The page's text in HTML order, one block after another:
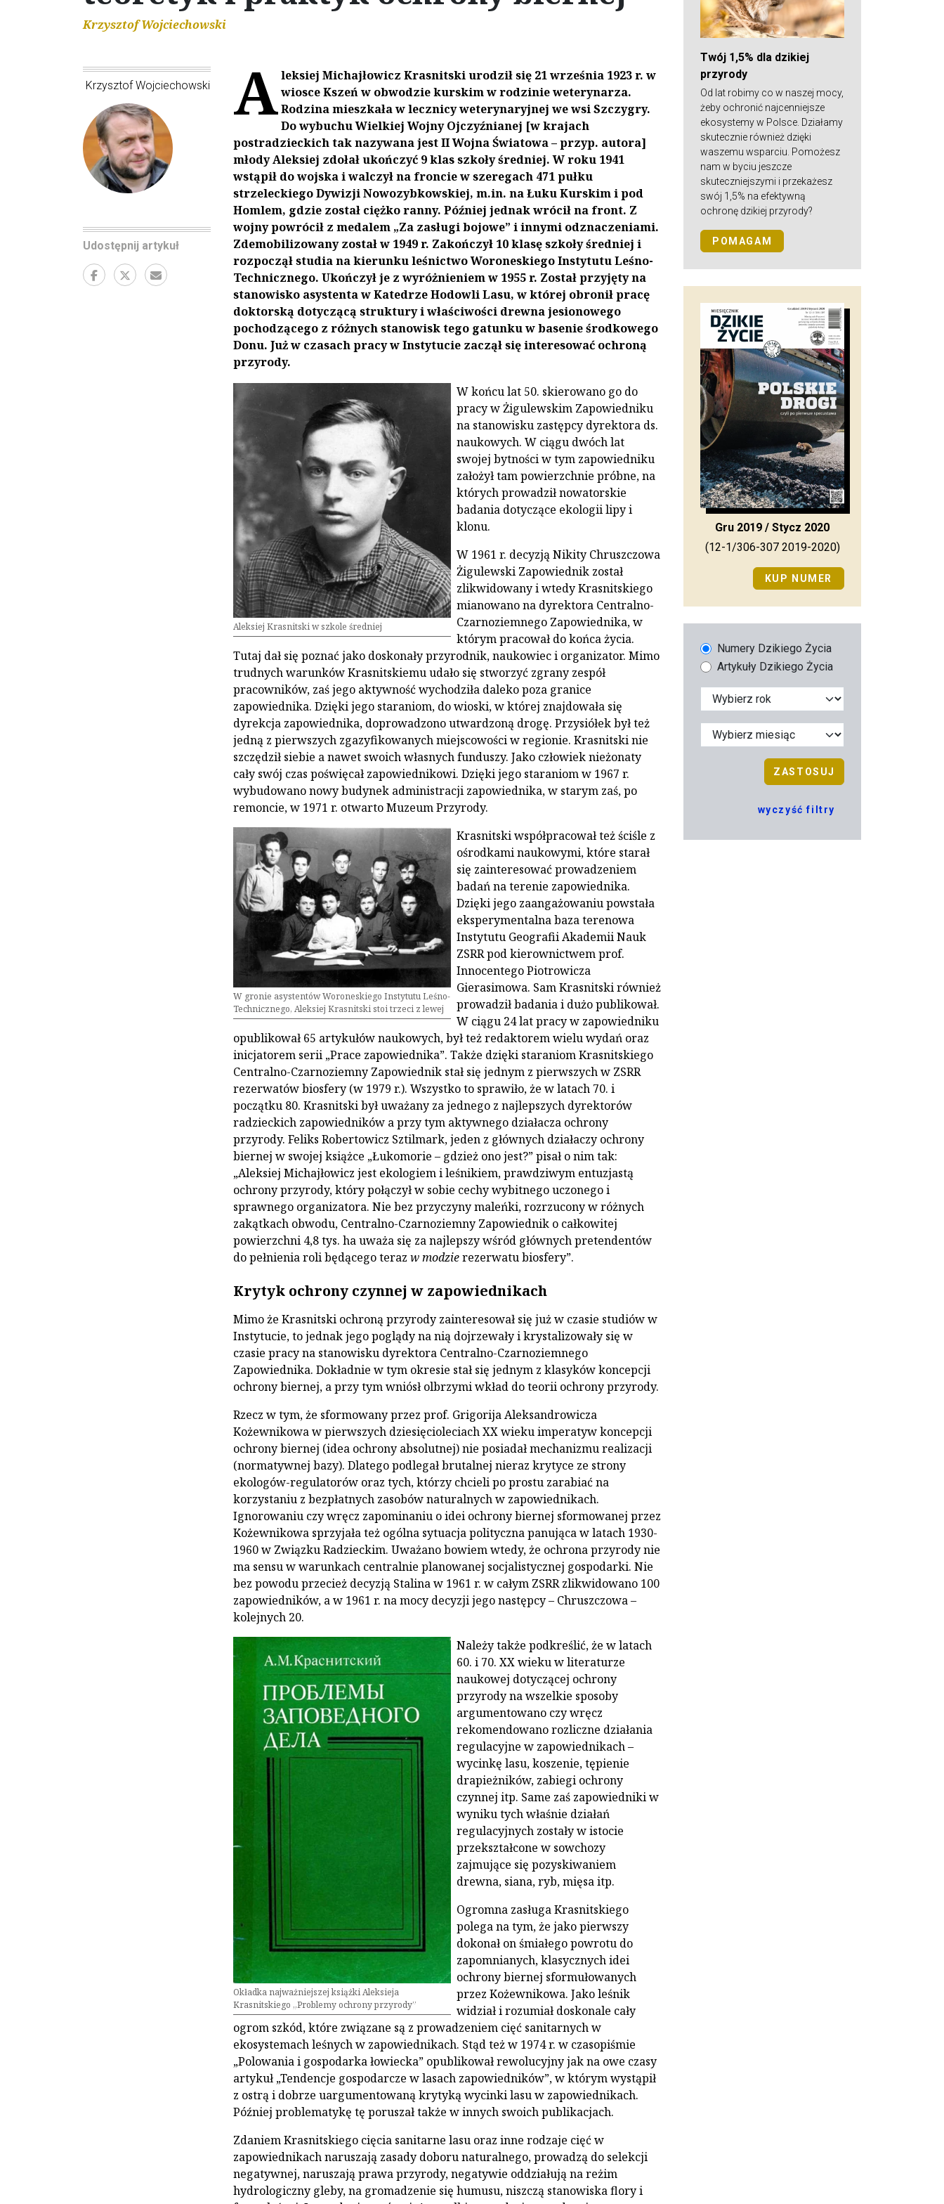
Krzysztof Wojciechowski
Krzysztof Wojciechowski
Udostępnij artykuł
Aleksiej Michajłowicz Krasnitski urodził się 21 września 1923 r. w
wiosce Kszeń w obwodzie kurskim w rodzinie weterynarza.
Rodzina mieszkała w lecznicy weterynaryjnej we wsi Szczygry.
Do wybuchu Wielkiej Wojny Ojczyźnianej [w krajach
postradzieckich tak nazywana jest II Wojna Światowa – przyp. autora]
młody Aleksiej zdołał ukończyć 9 klas szkoły średniej. W roku 1941
wstąpił do wojska i walczył na froncie w szeregach 471 pułku
strzeleckiego Dywizji Nowozybkowskiej, m.in. na Łuku Kurskim i pod
Homlem, gdzie został ciężko ranny. Później jednak wrócił na front. Z
wojny powrócił z medalem „Za zasługi bojowe” i innymi odznaczeniami.
Zdemobilizowany został w 1949 r. Zakończył 10 klasę szkoły średniej i
rozpoczął studia na kierunku leśnictwo Woroneskiego Instytutu Leśno-
Technicznego. Ukończył je z wyróżnieniem w 1955 r. Został przyjęty na
stanowisko asystenta w Katedrze Hodowli Lasu, w której obronił pracę
doktorską dotyczącą struktury i właściwości drewna jesionowego
pochodzącego z różnych stanowisk tego gatunku w basenie środkowego
Donu. Już w czasach pracy w Instytucie zaczął się interesować ochroną
przyrody.
Aleksiej Krasnitski w szkole średniej
W końcu lat 50. skierowano go do
pracy w Żigulewskim Zapowiedniku
na stanowisku zastępcy dyrektora ds.
naukowych. W ciągu dwóch lat
swojej bytności w tym zapowiedniku
założył tam powierzchnie próbne, na
których prowadził nowatorskie
badania dotyczące ekologii lipy i
klonu.
W 1961 r. decyzją Nikity Chruszczowa
Żigulewski Zapowiednik został
zlikwidowany i wtedy Krasnitskiego
mianowano na dyrektora Centralno-
Czarnoziemnego Zapowiednika, w
którym pracował do końca życia.
Tutaj dał się poznać jako doskonały przyrodnik, naukowiec i organizator. Mimo
trudnych warunków Krasnitskiemu udało się stworzyć zgrany zespół
pracowników, zaś jego aktywność wychodziła daleko poza granice
zapowiednika. Dzięki jego staraniom, do wioski, w której znajdowała się
dyrekcja zapowiednika, doprowadzono utwardzoną drogę. Przysiółek był też
jedną z pierwszych zgazyfikowanych miejscowości w regionie. Krasnitski nie
szczędził siebie a nawet swoich własnych funduszy. Jako człowiek nieżonaty
cały swój czas poświęcał zapowiednikowi. Dzięki jego staraniom w 1967 r.
wybudowano nowy budynek administracji zapowiednika, w starym zaś, po
remoncie, w 1971 r. otwarto Muzeum Przyrody.
W gronie asystentów Woroneskiego Instytutu Leśno-
Technicznego, Aleksiej Krasnitski stoi trzeci z lewej
Krasnitski współpracował też ściśle z
ośrodkami naukowymi, które starał
się zainteresować prowadzeniem
badań na terenie zapowiednika.
Dzięki jego zaangażowaniu powstała
eksperymentalna baza terenowa
Instytutu Geografii Akademii Nauk
ZSRR pod kierownictwem prof.
Innocentego Piotrowicza
Gierasimowa. Sam Krasnitski również
prowadził badania i dużo publikował.
W ciągu 24 lat pracy w zapowiedniku
opublikował 65 artykułów naukowych, był też redaktorem wielu wydań oraz
inicjatorem serii „Prace zapowiednika”. Także dzięki staraniom Krasnitskiego
Centralno-Czarnoziemny Zapowiednik stał się jednym z pierwszych w ZSRR
rezerwatów biosfery (w 1979 r.). Wszystko to sprawiło, że w latach 70. i
początku 80. Krasnitski był uważany za jednego z najlepszych dyrektorów
radzieckich zapowiedników a przy tym aktywnego działacza ochrony
przyrody. Feliks Robertowicz Sztilmark, jeden z głównych działaczy ochrony
biernej w swojej książce „Łukomorie – gdzież ono jest?” pisał o nim tak:
„Aleksiej Michajłowicz jest ekologiem i leśnikiem, prawdziwym entuzjastą
ochrony przyrody, który połączył w sobie cechy wybitnego uczonego i
sprawnego organizatora. Nie bez przyczyny maleńki, rozrzucony w różnych
zakątkach obwodu, Centralno-Czarnoziemny Zapowiednik o całkowitej
powierzchni 4,8 tys. ha uważa się za najlepszy wśród głównych pretendentów
do pełnienia roli będącego teraz w modzierezerwatu biosfery”.
Krytyk ochrony czynnej w zapowiednikach
Mimo że Krasnitski ochroną przyrody zainteresował się już w czasie studiów w
Instytucie, to jednak jego poglądy na nią dojrzewały i krystalizowały się w
czasie pracy na stanowisku dyrektora Centralno-Czarnoziemnego
Zapowiednika. Dokładnie w tym okresie stał się jednym z klasyków koncepcji
ochrony biernej, a przy tym wniósł olbrzymi wkład do teorii ochrony przyrody.
Rzecz w tym, że sformowany przez prof. Grigorija Aleksandrowicza
Kożewnikowa w pierwszych dziesięcioleciach XX wieku imperatyw koncepcji
ochrony biernej (idea ochrony absolutnej) nie posiadał mechanizmu realizacji
(normatywnej bazy). Dlatego podlegał brutalnej nieraz krytyce ze strony
ekologów-regulatorów oraz tych, którzy chcieli po prostu zarabiać na
korzystaniu z bezpłatnych zasobów naturalnych w zapowiednikach.
Ignorowaniu czy wręcz zapominaniu o idei ochrony biernej sformowanej przez
Kożewnikowa sprzyjała też ogólna sytuacja polityczna panująca w latach 1930-
1960 w Związku Radzieckim. Uważano bowiem wtedy, że ochrona przyrody nie
ma sensu w warunkach centralnie planowanej socjalistycznej gospodarki. Nie
bez powodu przecież decyzją Stalina w 1961 r. w całym ZSRR zlikwidowano 100
zapowiedników, a w 1961 r. na mocy decyzji jego następcy – Chruszczowa –
kolejnych 20.
Okładka najważniejszej książki Aleksieja
Krasnitskiego „Problemy ochrony przyrody”
Należy także podkreślić, że w latach
60. i 70. XX wieku w literaturze
naukowej dotyczącej ochrony
przyrody na wszelkie sposoby
argumentowano czy wręcz
rekomendowano rozliczne działania
regulacyjne w zapowiednikach –
wycinkę lasu, koszenie, tępienie
drapieżników, zabiegi ochrony
czynnej itp. Same zaś zapowiedniki w
wyniku tych właśnie działań
regulacyjnych zostały w istocie
przekształcone w sowchozy
zajmujące się pozyskiwaniem
drewna, siana, ryb, mięsa itp.
Ogromna zasługa Krasnitskiego
polega na tym, że jako pierwszy
dokonał on śmiałego powrotu do
zapomnianych, klasycznych idei
ochrony biernej sformułowanych
przez Kożewnikowa. Jako leśnik
widział i rozumiał doskonale cały
ogrom szkód, które związane są z prowadzeniem cięć sanitarnych w
ekosystemach leśnych w zapowiednikach. Stąd też w 1974 r. w czasopiśmie
„Polowania i gospodarka łowiecka” opublikował rewolucyjny jak na owe czasy
artykuł „Tendencje gospodarcze w lasach zapowiedników”, w którym wystąpił
z ostrą i dobrze uargumentowaną krytyką wycinki lasu w zapowiednikach.
Później problematykę tę poruszał także w innych swoich publikacjach.
Zdaniem Krasnitskiego cięcia sanitarne lasu oraz inne rodzaje cięć w
zapowiednikach naruszają zasady doboru naturalnego, prowadzą do selekcji
negatywnej, naruszają prawa przyrody, negatywie oddziałują na reżim
hydrologiczny gleby, na gromadzenie się humusu, niszczą stanowiska flory i
Twój 1,5% dla dzikiej
przyrody
Od lat robimy co w naszej mocy,
żeby ochronić najcenniejsze
ekosystemy w Polsce. Działamy
skutecznie również dzięki
waszemu wsparciu. Pomożesz
nam w byciu jeszcze
skuteczniejszymi i przekażesz
swój 1,5% na efektywną
ochronę dzikiej przyrody?
POMAGAM
Gru 2019 / Stycz 2020
(12-1/306-307 2019-2020)
KUP NUMER
Numery Dzikiego Życia
Artykuły Dzikiego Życia
ZASTOSUJ
wyczyść filtry